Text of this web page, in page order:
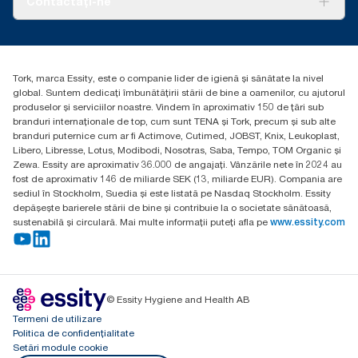
Essity Hungary Kft. Professional Hygiene
Budakeszi út 51.
Tork, marca Essity, este o companie lider de igienă și sănătate la nivel
global. Suntem dedicați îmbunătățirii stării de bine a oamenilor, cu ajutorul
produselor și serviciilor noastre. Vindem în aproximativ 150 de țări sub
branduri internaționale de top, cum sunt TENA și Tork, precum și sub alte
branduri puternice cum ar fi Actimove, Cutimed, JOBST, Knix, Leukoplast,
Libero, Libresse, Lotus, Modibodi, Nosotras, Saba, Tempo, TOM Organic și
Zewa. Essity are aproximativ 36.000 de angajați. Vânzările nete în 2024 au
fost de aproximativ 146 de miliarde SEK (13, miliarde EUR). Compania are
sediul în Stockholm, Suedia și este listată pe Nasdaq Stockholm. Essity
depășește barierele stării de bine și contribuie la o societate sănătoasă,
sustenabilă și circulară. Mai multe informații puteți afla pe www.essity.com
© Essity Hygiene and Health AB
Termeni de utilizare
Politica de confidențialitate
Setări module cookie